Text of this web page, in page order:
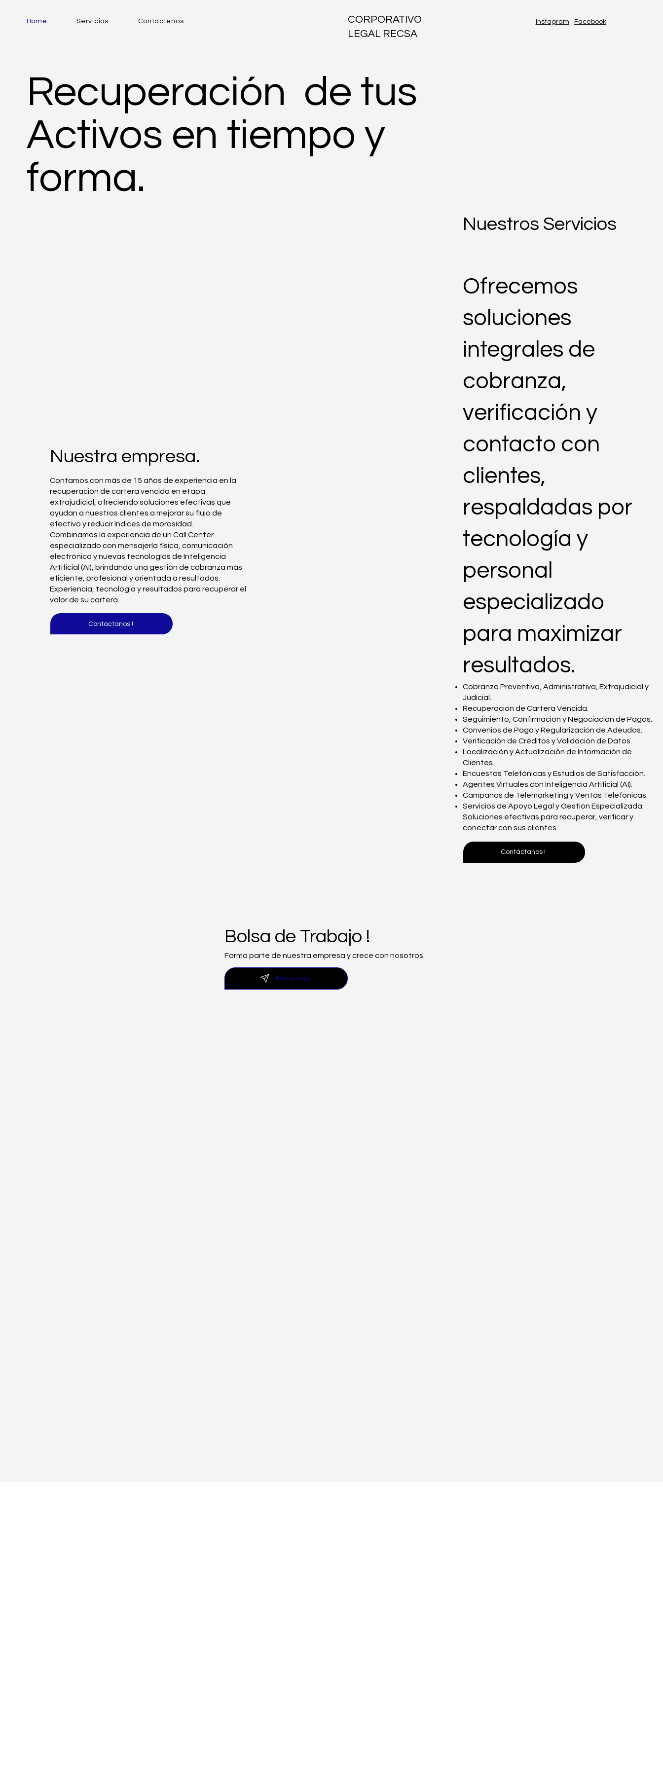
Home Servicios Contáctenos
CORPORATIVO
LEGAL RECSA
Instagram Facebook
Recuperación de tus
Activos en tiempo y
forma.
Contamos con más de 15 años de experiencia en la
recuperación de cartera vencida en etapa
extrajudicial, ofreciendo soluciones efectivas que
ayudan a nuestros clientes a mejorar su flujo de
efectivo y reducir índices de morosidad.
Combinamos la experiencia de un Call Center
especializado con mensajería física, comunicación
electrónica y nuevas tecnologías de Inteligencia
Artificial (AI), brindando una gestión de cobranza más
eficiente, profesional y orientada a resultados.
Experiencia, tecnología y resultados para recuperar el
valor de su cartera.
Nuestra empresa.
Contactanos !
Nuestros Servicios
Ofrecemos
soluciones
integrales de
cobranza,
verificación y
contacto con
clientes,
respaldadas por
tecnología y
personal
especializado
para maximizar
resultados.
Cobranza Preventiva, Administrativa, Extrajudicial y
Judicial.
Recuperación de Cartera Vencida.
Seguimiento, Confirmación y Negociación de Pagos.
Convenios de Pago y Regularización de Adeudos.
Verificación de Créditos y Validación de Datos.
Localización y Actualización de Información de
Clientes.
Encuestas Telefónicas y Estudios de Satisfacción.
Agentes Virtuales con Inteligencia Artificial (AI).
Campañas de Telemarketing y Ventas Telefónicas.
Servicios de Apoyo Legal y Gestión Especializada.
Soluciones efectivas para recuperar, verificar y
conectar con sus clientes.
Contáctanos !
Forma parte de nuestra empresa y crece con nosotros.
Bolsa de Trabajo !
Aplica aquí